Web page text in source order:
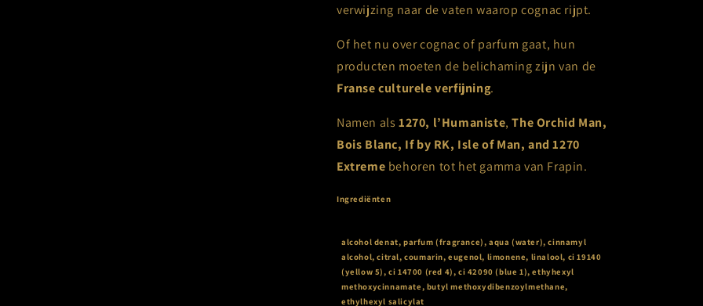
verwijzing naar de vaten waarop cognac rijpt.
Of het nu over cognac of parfum gaat, hun
producten moeten de belichaming zijn van de
Franse culturele verfijning.
Namen als 1270, l’Humaniste,The Orchid Man,
Bois Blanc, If by RK, Isle of Man, and 1270
Extreme behoren tot het gamma van Frapin.
Ingrediënten
alcohol denat, parfum (fragrance), aqua (water), cinnamyl
alcohol, citral, coumarin, eugenol, limonene, linalool, ci 19140
(yellow 5), ci 14700 (red 4), ci 42090 (blue 1), ethyhexyl
methoxycinnamate, butyl methoxydibenzoylmethane,
ethylhexyl salicylat